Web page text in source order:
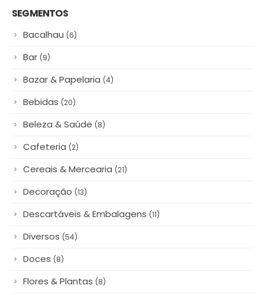
SEGMENTOS
Bacalhau (6)
Bar (9)
Bazar & Papelaria (4)
Bebidas (20)
Beleza & Saúde (8)
Cafeteria (2)
Cereais & Mercearia (21)
Decoração (13)
Descartáveis & Embalagens (11)
Diversos (54)
Doces (8)
Flores & Plantas (8)